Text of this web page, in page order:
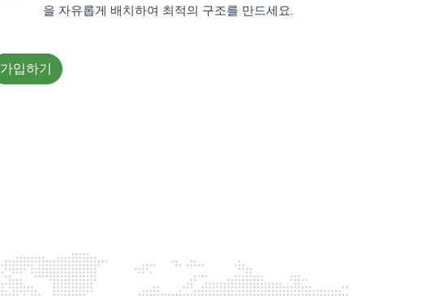
을 자유롭게 배치하여 최적의 구조를 만드세요.
가입하기